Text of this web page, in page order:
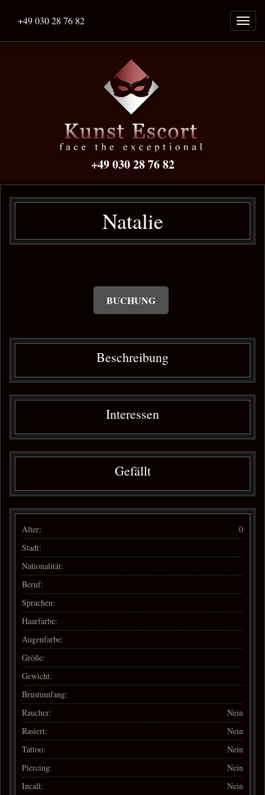
+49 030 28 76 82
ein-/
+49 030 28 76 82
Natalie
BUCHUNG
Beschreibung
Interessen
Gefällt
Alter:
0
Stadt:
Nationalität:
Beruf:
Sprachen:
Haarfarbe:
Augenfarbe:
Größe:
Gewicht:
Brustumfang:
Raucher:
Nein
Rasiert:
Nein
Tattoo:
Nein
Piercing:
Nein
Incall:
Nein